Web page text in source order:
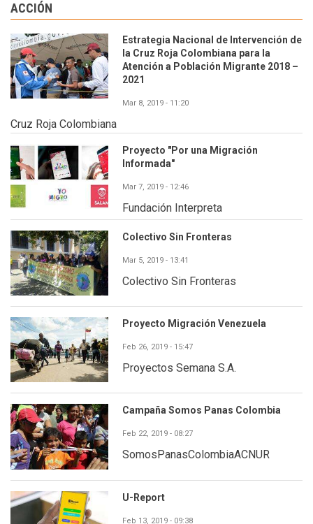
ACCIÓN
Estrategia Nacional de Intervención de
la Cruz Roja Colombiana para la
Atención a Población Migrante 2018 –
2021
Mar 8, 2019 - 11:20
Cruz Roja Colombiana
Proyecto "Por una Migración
Informada"
Mar 7, 2019 - 12:46
Fundación Interpreta
Colectivo Sin Fronteras
Mar 5, 2019 - 13:41
Colectivo Sin Fronteras
Proyecto Migración Venezuela
Feb 26, 2019 - 15:47
Proyectos Semana S.A.
Campaña Somos Panas Colombia
Feb 22, 2019 - 08:27
SomosPanasColombiaACNUR
U-Report
Feb 13, 2019 - 09:38